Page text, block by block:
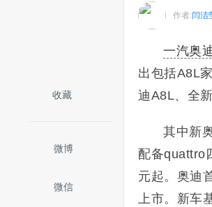
收藏
微博
微信
作者:闫洁
一汽奥
出包括A8L
迪A8L、全
其中新
配备quattro
元起。 奥迪
上市。新车